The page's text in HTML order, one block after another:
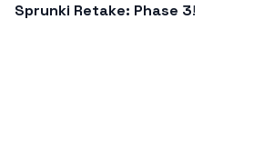
Sprunki Retake: Phase 3!